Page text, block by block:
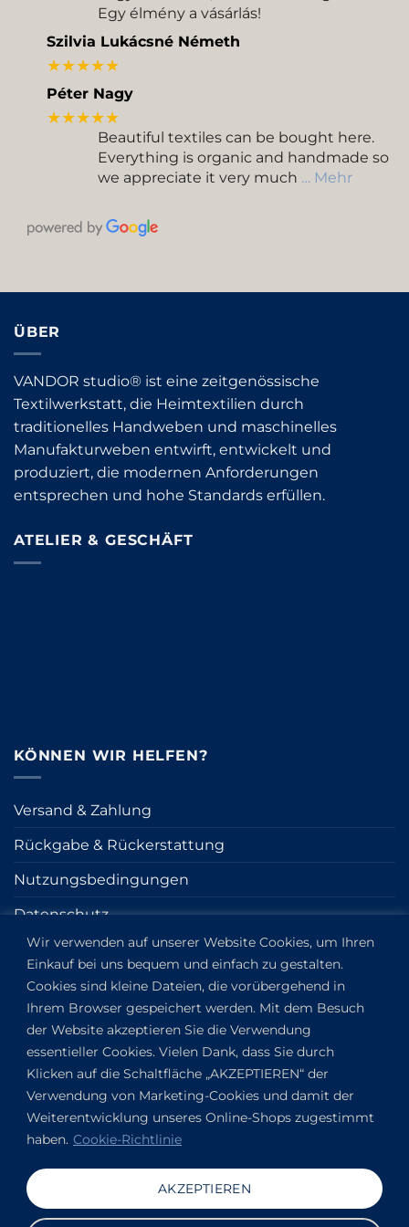
Wir verwenden auf unserer Website Cookies, um Ihren
Einkauf bei uns bequem und einfach zu gestalten.
Cookies sind kleine Dateien, die vorübergehend in
Ihrem Browser gespeichert werden. Mit dem Besuch
der Website akzeptieren Sie die Verwendung
essentieller Cookies. Vielen Dank, dass Sie durch
Klicken auf die Schaltfläche „AKZEPTIEREN“ der
Verwendung von Marketing-Cookies und damit der
Weiterentwicklung unseres Online-Shops zugestimmt
haben. Cookie-Richtlinie
AKZEPTIEREN
Egy élmény a vásárlás!
Szilvia Lukácsné Németh
★★★★★
Péter Nagy
★★★★★
Beautiful textiles can be bought here.
Everything is organic and handmade so
we appreciate it very much … Mehr
ÜBER
VANDOR studio® ist eine zeitgenössische
Textilwerkstatt, die Heimtextilien durch
traditionelles Handweben und maschinelles
Manufakturweben entwirft, entwickelt und
produziert, die modernen Anforderungen
entsprechen und hohe Standards erfüllen.
ATELIER & GESCHÄFT
KÖNNEN WIR HELFEN?
Versand & Zahlung
Rückgabe & Rückerstattung
Nutzungsbedingungen
Datenschutz
Cookie
Impressum
KONTAKT
Kapitány utca 6.
1123
HU
+36304649191